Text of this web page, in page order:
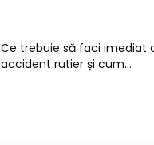
Ce trebuie să faci imediat
accident rutier și cum...